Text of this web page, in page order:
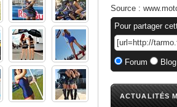
Source :
Pour partager
Forum
ACTUALITÉS